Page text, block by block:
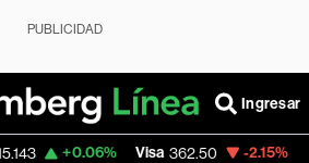
PUBLICIDAD
Ingresar
Visa 362.50 -2.15%